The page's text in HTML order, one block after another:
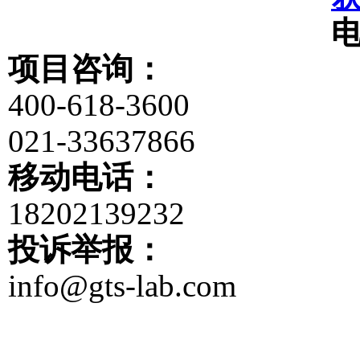
项目咨询：
400-618-3600
021-33637866
移动电话：
18202139232
投诉举报：
info@gts-lab.com